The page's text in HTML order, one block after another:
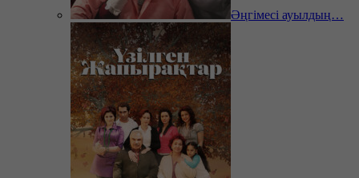
Әңгімесі ауылдың…